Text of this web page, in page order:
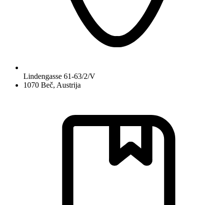
Lindengasse 61-63/2/V
1070 Beč, Austrija